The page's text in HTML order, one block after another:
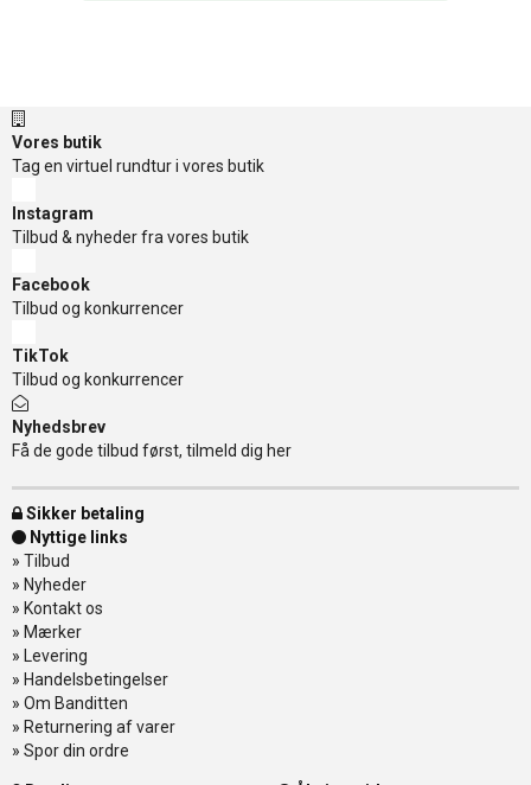
Vores butik
Tag en virtuel rundtur i vores butik
Instagram
Tilbud & nyheder fra vores butik
Facebook
Tilbud og konkurrencer
TikTok
Tilbud og konkurrencer
Nyhedsbrev
Få de gode tilbud først, tilmeld dig her
Sikker betaling
Nyttige links
» Tilbud
» Nyheder
» Kontakt os
» Mærker
» Levering
» Handelsbetingelser
» Om Banditten
» Returnering af varer
» Spor din ordre